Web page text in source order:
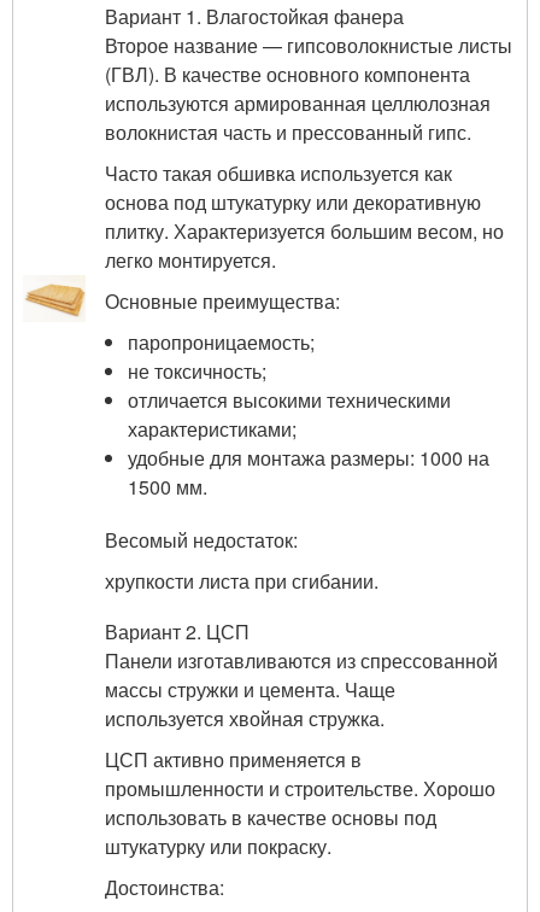
Вариант 1. Влагостойкая фанера
Второе название — гипсоволокнистые листы
(ГВЛ). В качестве основного компонента
используются армированная целлюлозная
волокнистая часть и прессованный гипс.
Часто такая обшивка используется как
основа под штукатурку или декоративную
плитку. Характеризуется большим весом, но
легко монтируется.
Основные преимущества:
паропроницаемость;
не токсичность;
отличается высокими техническими
характеристиками;
удобные для монтажа размеры: 1000 на
1500 мм.
Весомый недостаток:
хрупкости листа при сгибании.
Вариант 2. ЦСП
Панели изготавливаются из спрессованной
массы стружки и цемента. Чаще
используется хвойная стружка.
ЦСП активно применяется в
промышленности и строительстве. Хорошо
использовать в качестве основы под
штукатурку или покраску.
Достоинства: